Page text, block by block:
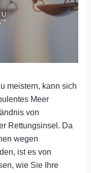
meistern, kann sich
Meer
von
Rettungsinsel. Da
wegen
ist es von
wie Sie Ihre